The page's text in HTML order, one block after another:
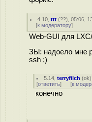
4.10 ,ttt (??), 05:06,
[к модератору]
Web-GUI для
ЗЫ: надоело мне
ssh ;)
5.14 ,terryfilch (ok
[ответить] [к
конечно